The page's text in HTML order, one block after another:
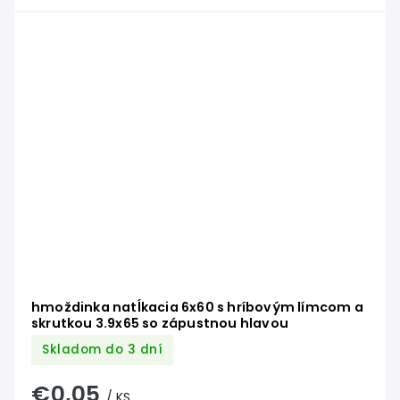
hmoždinka natĺkacia 6x60 s hríbovým límcom a
skrutkou 3.9x65 so zápustnou hlavou
Skladom do 3 dní